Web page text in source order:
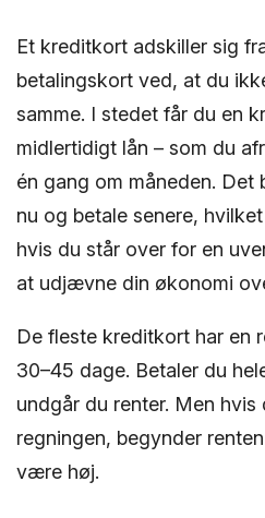
Et kreditkort adskiller sig
betalingskort ved, at du
samme. I stedet får du en
midlertidigt lån – som du
én gang om måneden. Det
nu og betale senere,
hvis du står over for en
at udjævne din økonomi
De fleste kreditkort har en
30–45 dage. Betaler du
undgår du renter. Men
regningen, begynder
være høj.